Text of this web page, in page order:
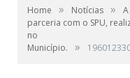
Home » Notícias »
parceria com o SPU,
no
Município.
»